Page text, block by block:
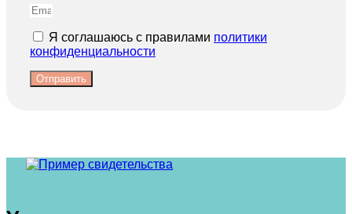
Я соглашаюсь с правилами политики
конфиденциальности
Отправить